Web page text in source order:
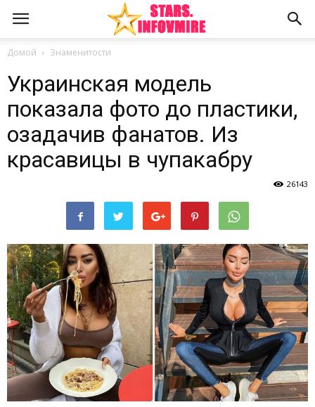
Домой Знаменитости
Украинская модель
показала фото до пластики,
озадачив фанатов. Из
красавицы в чупакабру
26143